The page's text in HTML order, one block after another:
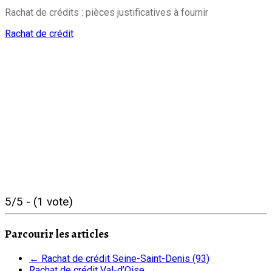
Rachat de crédits : pièces justificatives à fournir
Rachat de crédit
5/5 - (1 vote)
Parcourir les articles
← Rachat de crédit Seine-Saint-Denis (93)